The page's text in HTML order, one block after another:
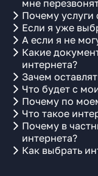
мне
Почему услуги
Если я уже
А если я не
Какие
интернета?
Зачем
Что будет с
Почему по
Что такое
Почему в
интернета?
Как выбрать